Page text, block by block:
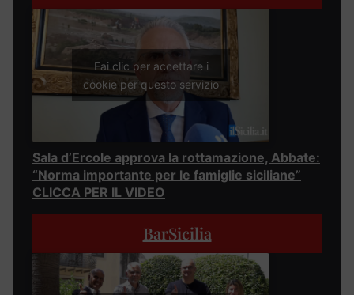
Fai clic per accettare i
cookie per questo servizio
Sala d’Ercole approva la rottamazione, Abbate:
“Norma importante per le famiglie siciliane”
CLICCA PER IL VIDEO
BarSicilia